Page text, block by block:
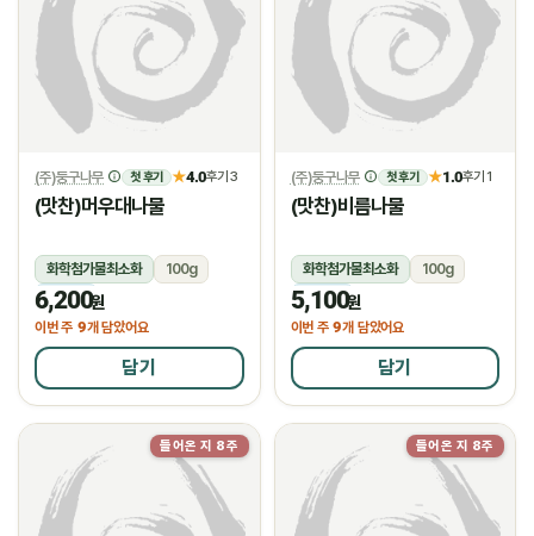
(주)둥구나무 첫 후기 ★4.0후기 3
(맛찬)머우대나물
화학첨가물최소화
100g
냉장
6,200원
이번 주 9개 담았어요
담기
(주)둥구나무 첫 후기 ★1.0후기 1
(맛찬)비름나물
화학첨가물최소화
100g
냉장
5,100원
이번 주 9개 담았어요
담기
들어온 지 8주 들어온 지 8주